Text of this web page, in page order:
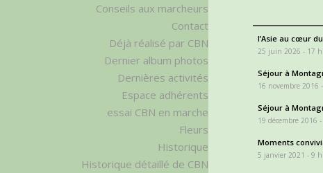
l’Asie au cœur
25 juin 2026 - 17
Séjour à
16 novembre 2016
Séjour à
19 décembre 2016
Moments
5 janvier 2021 - 9
Conseils aux marcheurs
Contact
Déjà réalisé par CBN
Dernier album photos
Dernières activités
Espace adhérents
essai CBN en marche
Fleurs
Historique
Historique détaillé de CBN